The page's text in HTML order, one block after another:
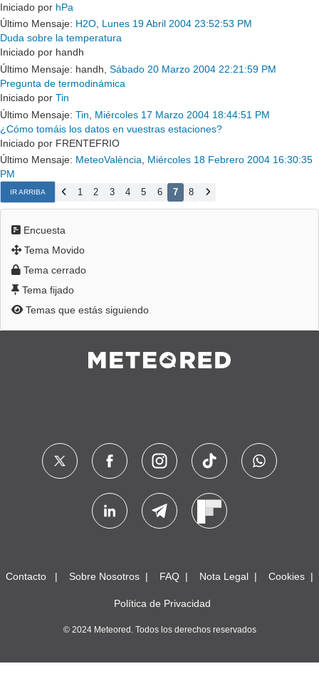
Iniciado por hPa
Último Mensaje: H2O, Lunes 19 Abril 2004 23:52:53 PM
Duda sobre la temperatura
Iniciado por handh
Último Mensaje: handh, Sábado 20 Marzo 2004 22:21:59 PM
Pregunta de termodinámica
Iniciado por Tin
Último Mensaje: Tin
Miércoles 17 Marzo 2004 18:44:51 PM
¿Cómo tomáis los datos en vuestras estaciones?
Iniciado por FRENTEFRIO
Último Mensaje: MeteoValència
Miércoles 18 Febrero 2004 16:30:35
PM
IR ARRIBA 1 2 3 4 5 6 7 8
Encuesta
Tema Movido
Tema cerrado
Tema fijado
Temas que estás siguiendo
Contacto Sobre Nosotros FAQ Nota Legal Cookies
Política de Privacidad
© 2024 Meteored. Todos los derechos reservados